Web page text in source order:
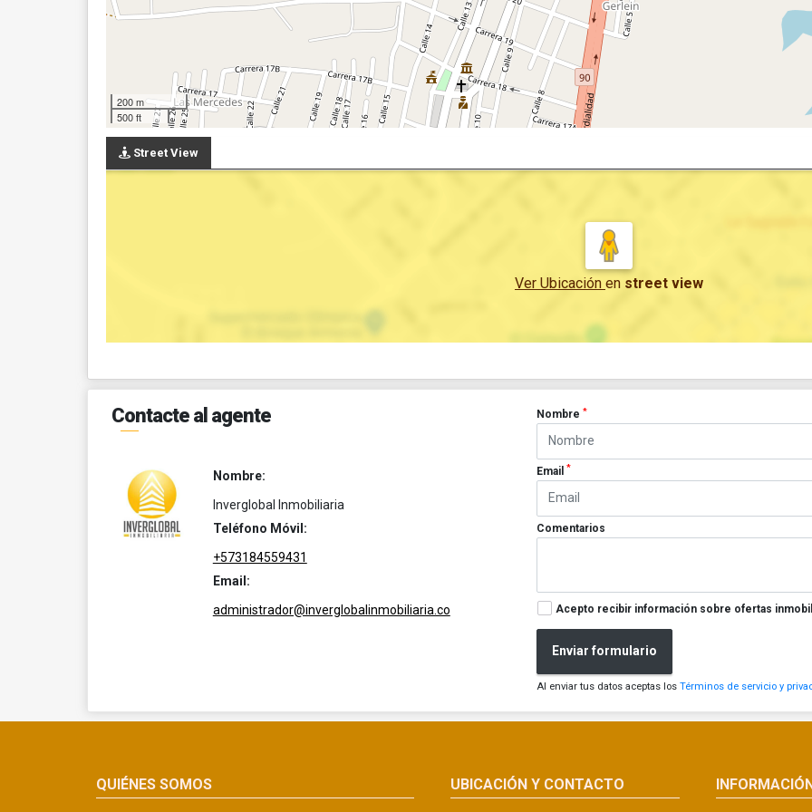
200 m
500 ft
Street View
Ver Ubicación en street view
Contacte al agente
Nombre:
Inverglobal Inmobiliaria
Teléfono Móvil:
+573184559431
Email:
administrador@inverglobalinmobiliaria.co
Nombre*
Email*
Comentarios
Acepto recibir información sobre ofertas
Enviar formulario
Al enviar tus datos aceptas losTérminos de servicio y
QUIÉNES SOMOS UBICACIÓN Y CONTACTO